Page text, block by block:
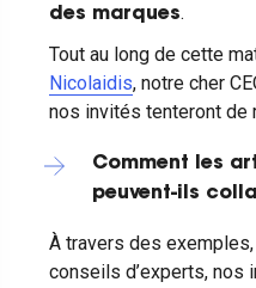
des marques.
Tout au long de cette
Nicolaidis, notre cher
nos invités tenteront de
Comment les
peuvent-ils
À travers des
conseils d’experts, nos